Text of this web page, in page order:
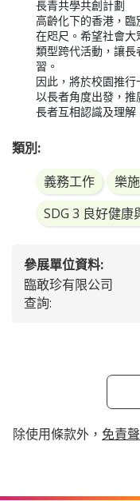
長青共學共創計劃
高齡化下的香港，
在咫尺。希望社會
類型跨代活動，讓
習。
因此，將於校園推行
以長者角度出發，
長者互相認識及理解
類別:
義務工作
樂
SDG 3 良好健康
參展單位資料:
臨敢珍有限公司
查詢:
除使用條款外， 免責